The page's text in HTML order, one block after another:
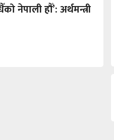
नेपाली हौँ’: अर्थमन्त्री